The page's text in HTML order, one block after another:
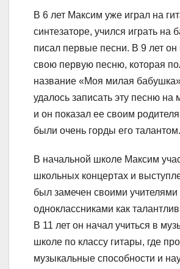
В 6 лет Максим уже играл на
синтезаторе, учился играть на
писал первые песни. В 9 лет он
свою первую песню, которая
название «Моя милая
удалось записать эту песню на
и он показал ее своим
были очень горды его талантом.
В начальной школе Максим
школьных концертах и
был замечен своими учителями
одноклассниками как
В 11 лет он начал учиться в
школе по классу гитары, где
музыкальные способности и